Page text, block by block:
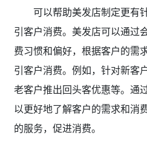
可以帮助美发店制定更有
引客户消费。美发店可以通过
费习惯和偏好，根据客户的需
引客户消费。例如，针对新客
老客户推出回头客优惠等。通
以更好地了解客户的需求和消
的服务，促进消费。